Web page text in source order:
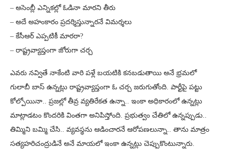
– అసెంబ్లీ ఎన్నికల్లో ఓడినా మారని తీరు
– అదే అహంకారం ప్రదర్శిస్తున్నారనే విమర్శలు
– కేసీఆర్ ఎప్పటికీ మారరా?
– రాష్ట్రవ్యాప్తంగా జోరుగా చర్చ
ఎవరు నవ్వితే నాకేంటి వారి పళ్లే బయటికి కనబడుతాయి అనే భ్రమలో
గులాబీ బాస్ ఉన్నట్లు రాష్ట్రవ్యాప్తంగా ఓ చర్చ జరుగుతోంది. పార్టీపై పట్టు
కోల్పోయినా.. ప్రజల్లో తీవ్ర వ్యతిరేకత ఉన్నా.. ఇంకా అధికారంలో ఉన్నట్లు
మాట్లాడటం కొందరికి వింతగా అనిపిస్తోంది. ప్రభుత్వం చేతిలో ఉన్నప్పుడు..
తిమ్మిని బమ్మి చేసి.. వ్యవస్థను ఆడించారనే ఆరోపణలున్నా.. తాను మాత్రం
సత్యహరిచంద్రుడినే అనే మాయలో ఇంకా ఉన్నట్లు చెప్పుకొంటున్నారు.